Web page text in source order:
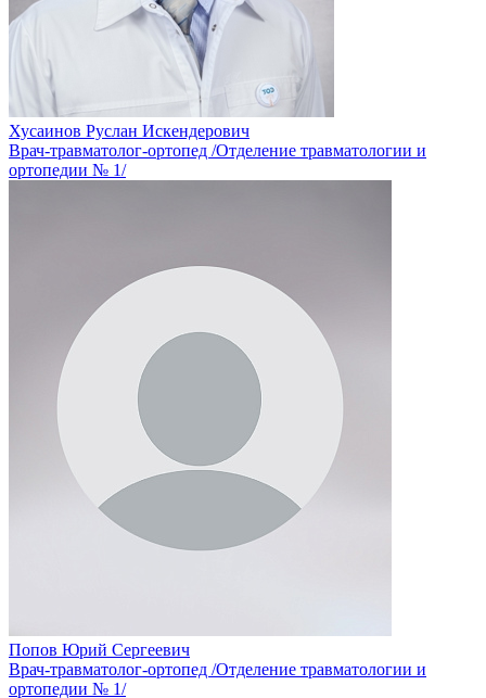
Хусаинов Руслан Искендерович
Врач-травматолог-ортопед /Отделение травматологии и
ортопедии № 1/
Попов Юрий Сергеевич
Врач-травматолог-ортопед /Отделение травматологии и
ортопедии № 1/